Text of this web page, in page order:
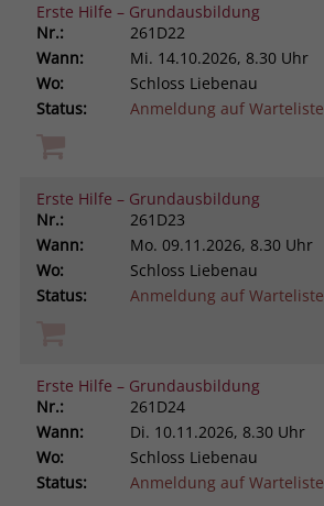
Erste Hilfe – Grundausbildung
Nr.:
261D22
Wann:
Mi. 14.10.2026, 8.30 Uhr
Wo:
Schloss Liebenau
Status:
Anmeldung auf Warteliste
Erste Hilfe – Grundausbildung
Nr.:
261D23
Wann:
Mo. 09.11.2026, 8.30 Uhr
Wo:
Schloss Liebenau
Status:
Anmeldung auf Warteliste
Erste Hilfe – Grundausbildung
Nr.:
261D24
Wann:
Di. 10.11.2026, 8.30 Uhr
Wo:
Schloss Liebenau
Status:
Anmeldung auf Warteliste